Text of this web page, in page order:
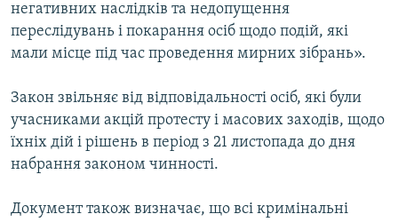
негативних наслідків та недопущення
переслідувань і покарання осіб щодо подій, які
мали місце під час проведення мирних зібрань».
Закон звільняє від відповідальності осіб, які були
учасниками акцій протесту і масових заходів, щодо
їхніх дій і рішень в період з 21 листопада до дня
набрання законом чинності.
Документ також визначає, що всі кримінальні